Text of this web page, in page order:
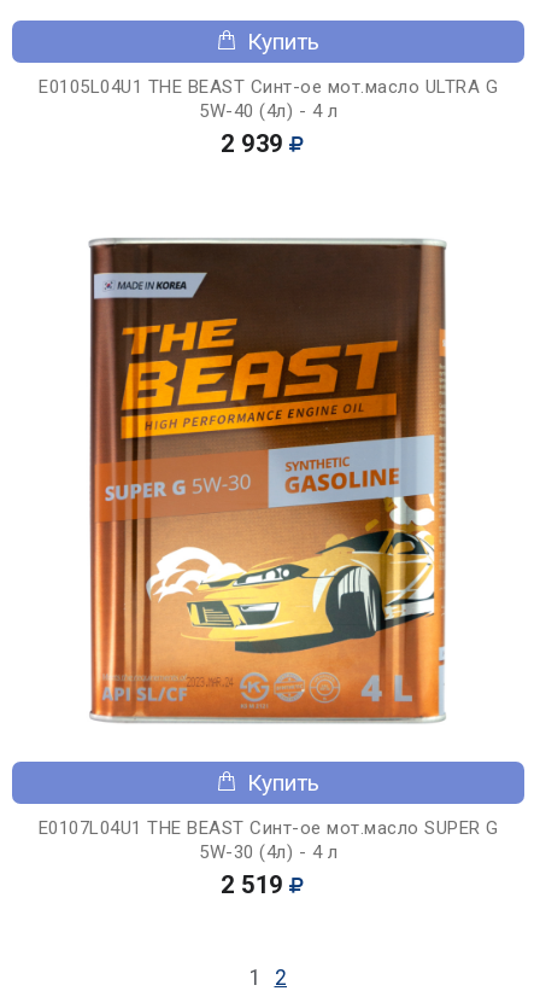
Купить
E0105L04U1 THE BEAST Синт-ое мот.масло ULTRA G
5W-40 (4л) - 4 л
2 939
Купить
E0107L04U1 THE BEAST Синт-ое мот.масло SUPER G
5W-30 (4л) - 4 л
2 519
1 2